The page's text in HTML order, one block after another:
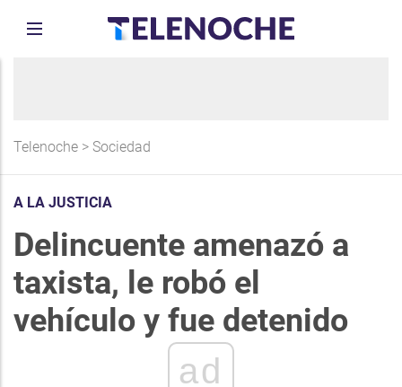
Telenoche > Sociedad
A LA JUSTICIA
Delincuente amenazó a
taxista, le robó el
vehículo y fue detenido
ad